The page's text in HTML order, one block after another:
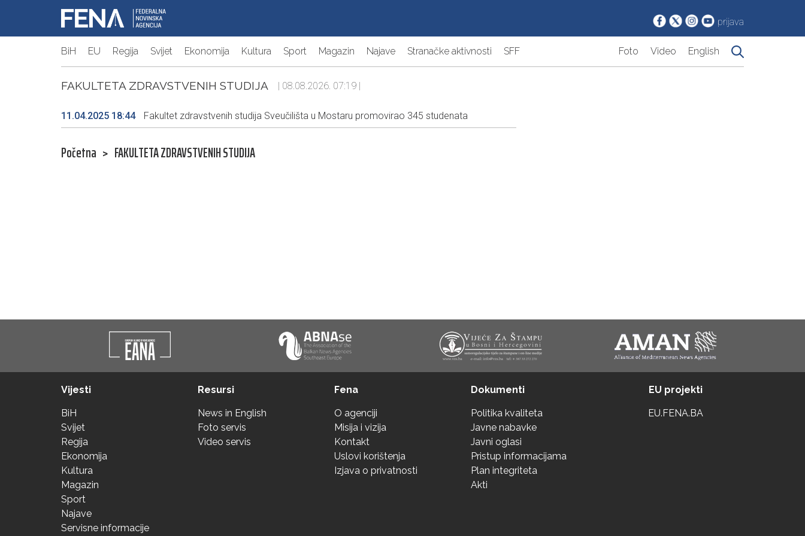
prijava
BiH EU Regija Svijet Ekonomija Kultura Sport Magazin Najave Stranačke aktivnosti SFF Foto Video English
FAKULTETA ZDRAVSTVENIH STUDIJA | 08.08.2026. 07:19 |
11.04.2025 18:44 Fakultet zdravstvenih studija Sveučilišta u Mostaru promovirao 345 studenata
Početna > FAKULTETA ZDRAVSTVENIH STUDIJA
Vijesti
BiH
Svijet
Regija
Ekonomija
Kultura
Magazin
Sport
Najave
Servisne informacije
Resursi
News in English
Foto servis
Video servis
Fena
O agenciji
Misija i vizija
Kontakt
Uslovi korištenja
Izjava o privatnosti
Dokumenti
Politika kvaliteta
Javne nabavke
Javni oglasi
Pristup informacijama
Plan integriteta
Akti
EU projekti
EU.FENA.BA